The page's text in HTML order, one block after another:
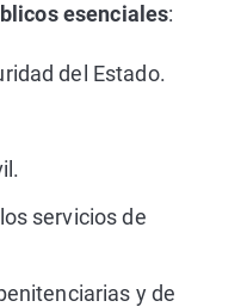
esenciales:
del Estado.
servicios de
y de